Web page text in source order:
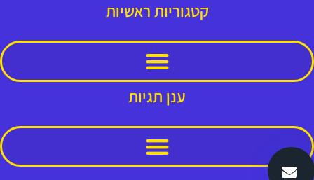
קטגוריות ראשיות
ענן תגיות